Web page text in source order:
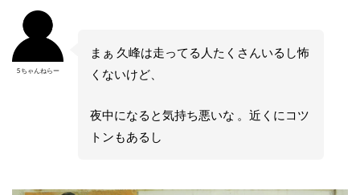
5ちゃんねらー
まぁ 久峰は走ってる人たくさんいるし怖
くないけど、
夜中になると気持ち悪いな 。近くにコツ
トンもあるし